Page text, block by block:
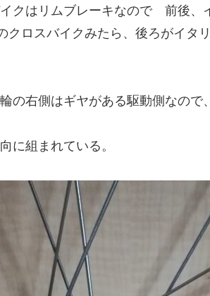
クはリムブレーキなので 前後、
ロスバイクみたら、後ろがイタ
の右側はギヤがある駆動側なので
に組まれている。